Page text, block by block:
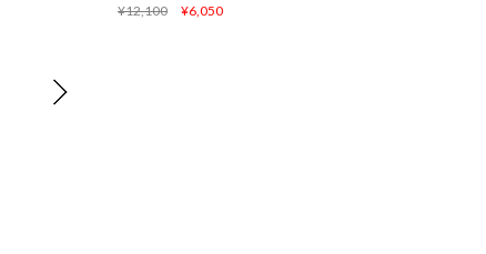
¥12,100 ¥6,050